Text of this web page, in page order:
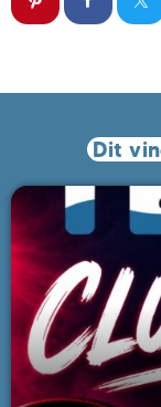
Dit